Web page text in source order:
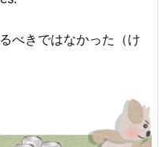
べきではなかった（け